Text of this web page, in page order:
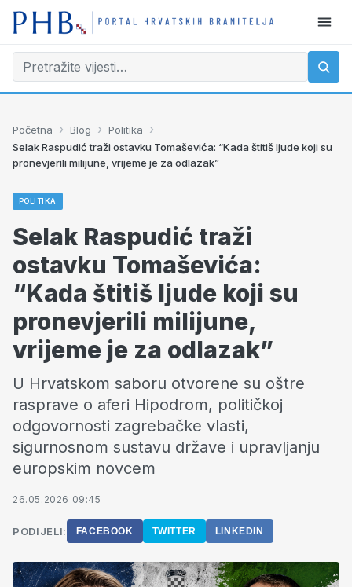
Početna › Blog › Politika ›
Selak Raspudić traži ostavku Tomaševića: “Kada štitiš ljude koji su
pronevjerili milijune, vrijeme je za odlazak”
POLITIKA
Selak Raspudić traži
ostavku Tomaševića:
“Kada štitiš ljude koji su
pronevjerili milijune,
vrijeme je za odlazak”
U Hrvatskom saboru otvorene su oštre
rasprave o aferi Hipodrom, političkoj
odgovornosti zagrebačke vlasti,
sigurnosnom sustavu države i upravljanju
europskim novcem
26.05.2026 09:45
PODIJELI: FACEBOOK TWITTER LINKEDIN